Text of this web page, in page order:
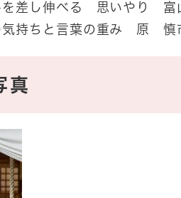
差し伸べる 思いやり 富
気持ちと言葉の重み 原 慎
真